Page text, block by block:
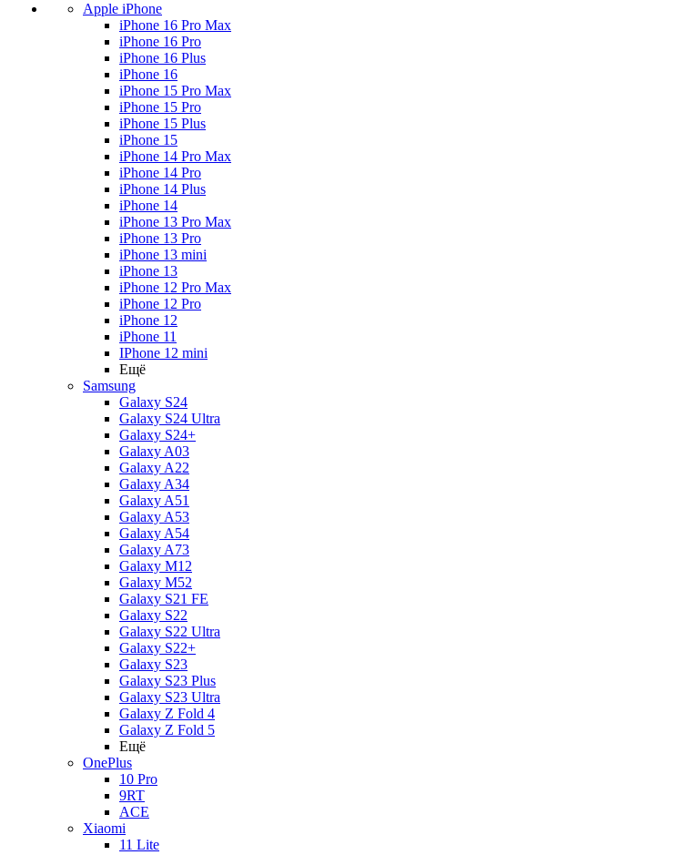
Apple iPhone
iPhone 16 Pro Max
iPhone 16 Pro
iPhone 16 Plus
iPhone 16
iPhone 15 Pro Max
iPhone 15 Pro
iPhone 15 Plus
iPhone 15
iPhone 14 Pro Max
iPhone 14 Pro
iPhone 14 Plus
iPhone 14
iPhone 13 Pro Max
iPhone 13 Pro
iPhone 13 mini
iPhone 13
iPhone 12 Pro Max
iPhone 12 Pro
iPhone 12
iPhone 11
IPhone 12 mini
Ещё
Samsung
Galaxy S24
Galaxy S24 Ultra
Galaxy S24+
Galaxy A03
Galaxy A22
Galaxy A34
Galaxy A51
Galaxy A53
Galaxy A54
Galaxy A73
Galaxy M12
Galaxy M52
Galaxy S21 FE
Galaxy S22
Galaxy S22 Ultra
Galaxy S22+
Galaxy S23
Galaxy S23 Plus
Galaxy S23 Ultra
Galaxy Z Fold 4
Galaxy Z Fold 5
Ещё
OnePlus
10 Pro
9RT
ACE
Xiaomi
11 Lite